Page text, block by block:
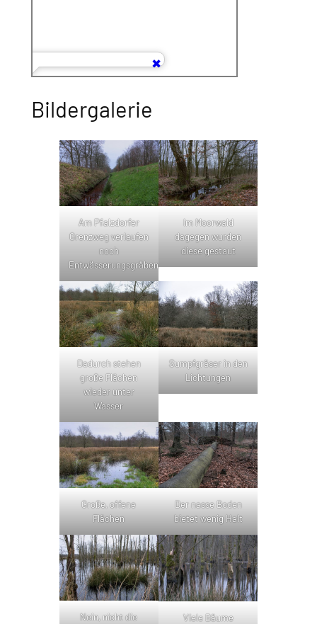
Bildergalerie
Am Pfalzdorfer
Grenzweg verlaufen
noch
Entwässerungsgräben
Im Moorwald
dagegen wurden
diese gestaut
Dadurch stehen
große Flächen
wieder unter
Wasser
Sumpfgräser in den
Lichtungen
Große, offene
Flächen
Der nasse Boden
bietet wenig Halt
Nein, nicht die Viele Bäume